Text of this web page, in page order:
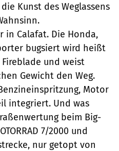
Kunst des Weglassens
in Calafat. Die Honda,
bugsiert wird heißt
Fireblade und weist
Gewicht den Weg.
Motor
integriert. Und was
beim Big-
7/2000 und
nur getopt von